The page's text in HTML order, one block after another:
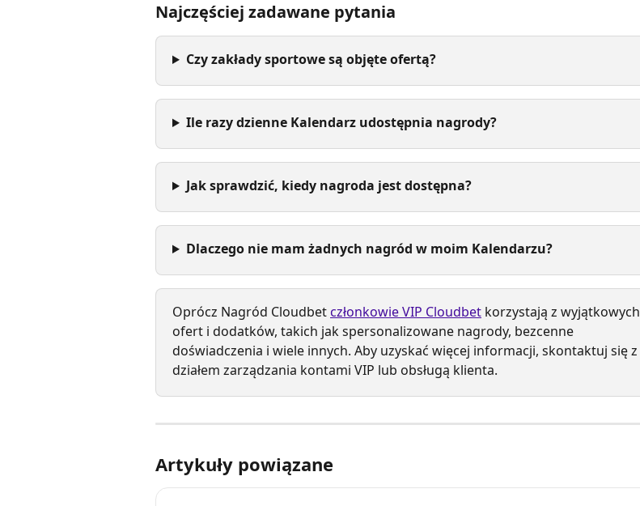
Najczęściej zadawane pytania
Czy zakłady sportowe są objęte ofertą?
Ile razy dzienne Kalendarz udostępnia nagrody?
Jak sprawdzić, kiedy nagroda jest dostępna?
Dlaczego nie mam żadnych nagród w moim Kalendarzu?
Oprócz Nagród Cloudbet członkowie VIP Cloudbet korzystają z wyjątkowych
ofert i dodatków, takich jak spersonalizowane nagrody, bezcenne
doświadczenia i wiele innych. Aby uzyskać więcej informacji, skontaktuj się z
działem zarządzania kontami VIP lub obsługą klienta.
Artykuły powiązane